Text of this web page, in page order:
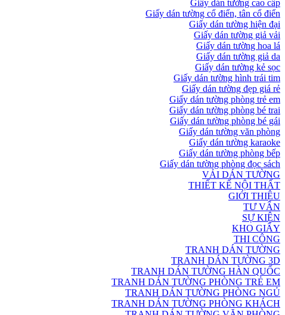
Giấy dán tường cao cấp
Giấy dán tường cổ điển, tân cổ điển
Giấy dán tường hiện đại
Giấy dán tường giả vải
Giấy dán tường hoa lá
Giấy dán tường giả da
Giấy dán tường kẻ sọc
Giấy dán tường hình trái tim
Giấy dán tường đẹp giá rẻ
Giấy dán tường phòng trẻ em
Giấy dán tường phòng bé trai
Giấy dán tường phòng bé gái
Giấy dán tường văn phòng
Giấy dán tường karaoke
Giấy dán tường phòng bếp
Giấy dán tường phòng đọc sách
VẢI DÁN TƯỜNG
THIẾT KẾ NỘI THẤT
GIỚI THIỆU
TƯ VẤN
SỰ KIỆN
KHO GIẤY
THI CÔNG
TRANH DÁN TƯỜNG
TRANH DÁN TƯỜNG 3D
TRANH DÁN TƯỜNG HÀN QUỐC
TRANH DÁN TƯỜNG PHÒNG TRẺ EM
TRANH DÁN TƯỜNG PHÒNG NGỦ
TRANH DÁN TƯỜNG PHÒNG KHÁCH